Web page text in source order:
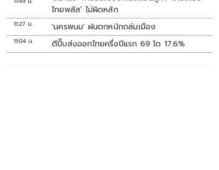
ไทยพลัส’ ไม่ผิดหลัก
11:27 น. 'นครพนม' ฝนตกหนักถล่มเมือง
11:04 น. ตีปี๊บส่งออกไทยครึ่งปีแรก 69 โต 17.6%